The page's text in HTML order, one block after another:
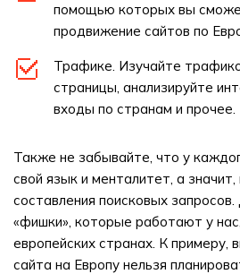
помощью которых вы
продвижение сайтов по
Трафике. Изучайте
страницы, анализируйте
входы по странам и прочее.
Также не забывайте, что у
свой язык и менталитет, а
составления поисковых
«фишки», которые работают у
европейских странах. К примеру,
сайта на Европу нельзя